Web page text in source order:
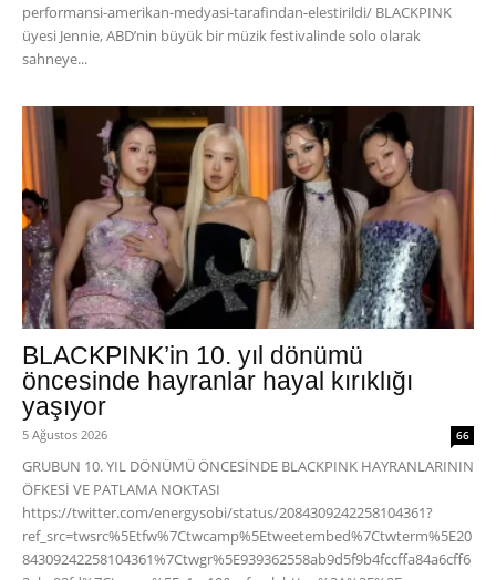
performansi-amerikan-medyasi-tarafindan-elestirildi/ BLACKPINK
üyesi Jennie, ABD’nin büyük bir müzik festivalinde solo olarak
sahneye...
BLACKPINK’in 10. yıl dönümü
öncesinde hayranlar hayal kırıklığı
yaşıyor
5 Ağustos 2026 66
GRUBUN 10. YIL DÖNÜMÜ ÖNCESİNDE BLACKPINK HAYRANLARININ
ÖFKESİ VE PATLAMA NOKTASI
https://twitter.com/energysobi/status/2084309242258104361?
ref_src=twsrc%5Etfw%7Ctwcamp%5Etweetembed%7Ctwterm%5E20
84309242258104361%7Ctwgr%5E939362558ab9d5f9b4fccffa84a6cff6